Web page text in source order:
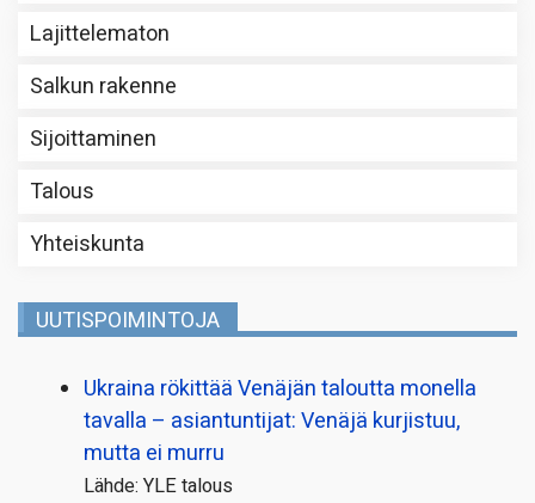
Lajittelematon
Salkun rakenne
Sijoittaminen
Talous
Yhteiskunta
UUTISPOIMINTOJA
Ukraina rökittää Venäjän taloutta monella
tavalla – asiantuntijat: Venäjä kurjistuu,
mutta ei murru
Lähde: YLE talous